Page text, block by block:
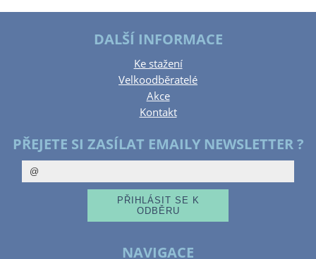
DALŠÍ INFORMACE
Ke stažení
Velkoodběratelé
Akce
Kontakt
PŘEJETE SI ZASÍLAT EMAILY NEWSLETTER ?
NAVIGACE